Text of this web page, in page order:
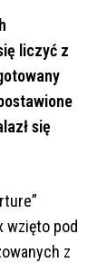
liczyć z
się
wzięto pod
z